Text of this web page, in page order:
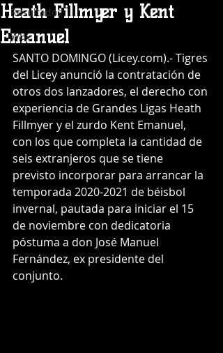
Resultados
WBC
Heath Fillmyer y Kent
Emanuel
SANTO DOMINGO (Licey.com).- Tigres
del Licey anunció la contratación de
otros dos lanzadores, el derecho con
experiencia de Grandes Ligas Heath
Fillmyer y el zurdo Kent Emanuel,
con los que completa la cantidad de
seis extranjeros que se tiene
previsto incorporar para arrancar la
temporada 2020-2021 de béisbol
invernal, pautada para iniciar el 15
de noviembre con dedicatoria
póstuma a don José Manuel
Fernández, ex presidente del
conjunto.